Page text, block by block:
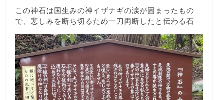
この神石は国生みの神イザナギの涙が固まったもの
で、悲しみを断ち切るため一刀両断したと伝わる石